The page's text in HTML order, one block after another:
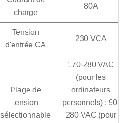
charge
80A
Tension
d'entrée CA
230 VCA
Plage de
tension
sélectionnable
170-280 VAC
(pour les
ordinateurs
personnels) ; 90-
280 VAC (pour